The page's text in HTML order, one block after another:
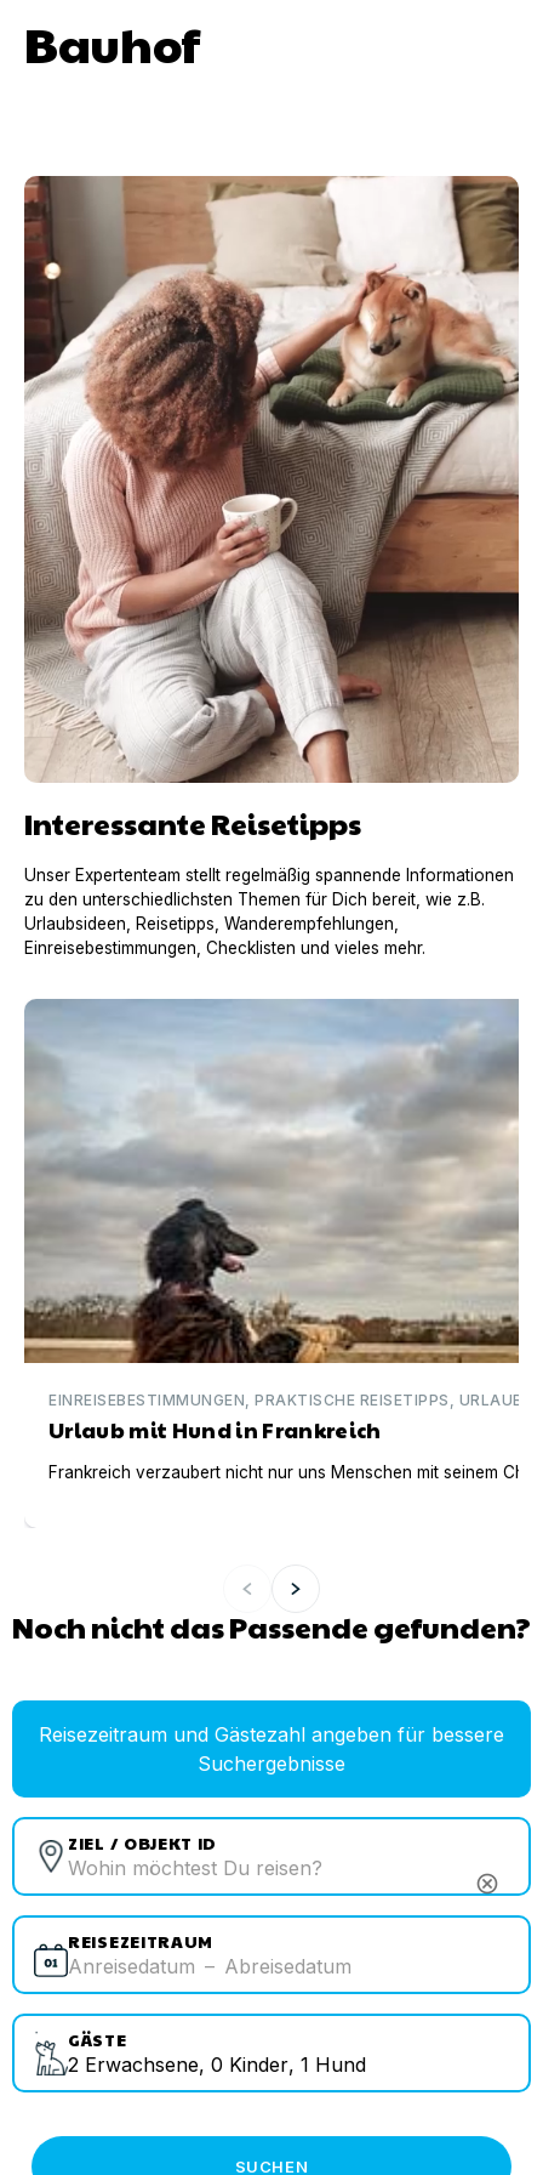
Bauhof
Interessante Reisetipps
Unser Expertenteam stellt regelmäßig spannende Informationen
zu den unterschiedlichsten Themen für Dich bereit, wie z.B.
Urlaubsideen, Reisetipps, Wanderempfehlungen,
Einreisebestimmungen, Checklisten und vieles mehr.
Urlaub mit Hund in Frankreich
EINREISEBESTIMMUNGEN, PRAKTISCHE REISETIPPS,
Urlaub mit Hund in Frankreich
Frankreich verzaubert nicht nur uns Menschen mit seinem
Noch nicht das Passende gefunden?
Reisezeitraum und Gästezahl angeben für bessere
Suchergebnisse
ZIEL / OBJEKT ID
cancel
REISEZEITRAUM
Anreisedatum – Abreisedatum
GÄSTE
2 Erwachsene, 0 Kinder, 1 Hund
SUCHEN